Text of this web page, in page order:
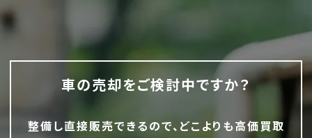
車の売却をご検討中ですか？
整備し直接販売できるので、どこよりも高価買取